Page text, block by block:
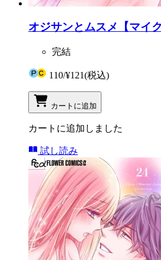
オジサンとムスメ【マイ
完結
110/¥121(税込)
カートに追加
カートに追加しました
試し読み